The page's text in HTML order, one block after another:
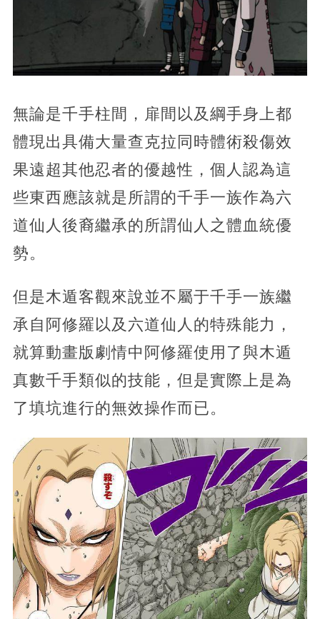
無論是千手柱間，扉間以及綱手身上都
體現出具備大量查克拉同時體術殺傷效
果遠超其他忍者的優越性，個人認為這
些東西應該就是所謂的千手一族作為六
道仙人後裔繼承的所謂仙人之體血統優
勢。
但是木遁客觀來說並不屬于千手一族繼
承自阿修羅以及六道仙人的特殊能力，
就算動畫版劇情中阿修羅使用了與木遁
真數千手類似的技能，但是實際上是為
了填坑進行的無效操作而已。